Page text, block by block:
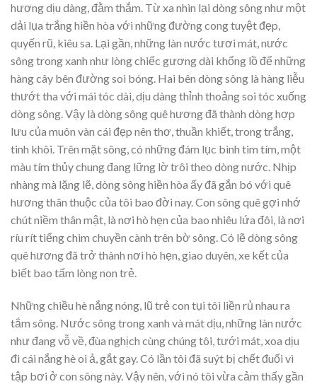
hương dịu dàng, đằm thắm. Từ xa nhìn lại dòng sông như một
dải lụa trắng hiền hòa với những đường cong tuyệt đẹp,
quyến rũ, kiêu sa. Lại gần, những làn nước tươi mát, nước
sông trong xanh như lòng chiếc gương dài khổng lồ để những
hàng cây bên đường soi bóng. Hai bên dòng sông là hàng liễu
thướt tha với mái tóc dài, dịu dàng thỉnh thoảng soi tóc xuống
dòng sông. Vậy là dòng sông quê hương đã thành dòng hợp
lưu của muôn vàn cái đẹp nên thơ, thuần khiết, trong trắng,
tinh khôi. Trên mặt sông, có những đám lục bình tim tím, một
màu tím thủy chung đang lững lờ trôi theo dòng nước. Nhịp
nhàng mà lặng lẽ, dòng sông hiền hòa ấy đã gắn bó với quê
hương thân thuộc của tôi bao đời nay. Con sông quê gợi nhớ
chút niềm thân mật, là nơi hò hẹn của bao nhiêu lứa đôi, là nơi
ríu rít tiếng chim chuyền cành trên bờ sông. Có lẽ dòng sông
quê hương đã trở thành nơi hò hẹn, giao duyên, xe kết của
biết bao tấm lòng non trẻ.
Những chiều hè nắng nóng, lũ trẻ con tụi tôi liền rủ nhau ra
tắm sông. Nước sông trong xanh và mát dịu, những làn nước
như đang vỗ về, đùa nghịch cùng chúng tôi, tưới mát, xoa dịu
đi cái nắng hè oi ả, gắt gay. Có lần tôi đã suýt bị chết đuối vì
tập bơi ở con sông này. Vậy nên, với nó tôi vừa cảm thấy gần